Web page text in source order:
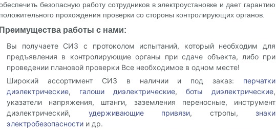
безопасную работу сотрудников в электроустановке и дает гарантию
положительного прохождения проверки со стороны контролирующих органов.
Преимущества работы с нами:
Вы получаете СИЗ с протоколом испытаний, который необходим для
предъявления в контролирующие органы при сдаче объекта, либо при
проведении плановой проверки Все необходимое в одном месте!
Широкий ассортимент СИЗ в наличии и под заказ: перчатки
диэлектрические, галоши диэлектрические, боты диэлектрические,
указатели напряжения, штанги, заземления переносные, инструмент
диэлектрический, удерживающие привязи, стропы, знаки
электробезопасности и др.